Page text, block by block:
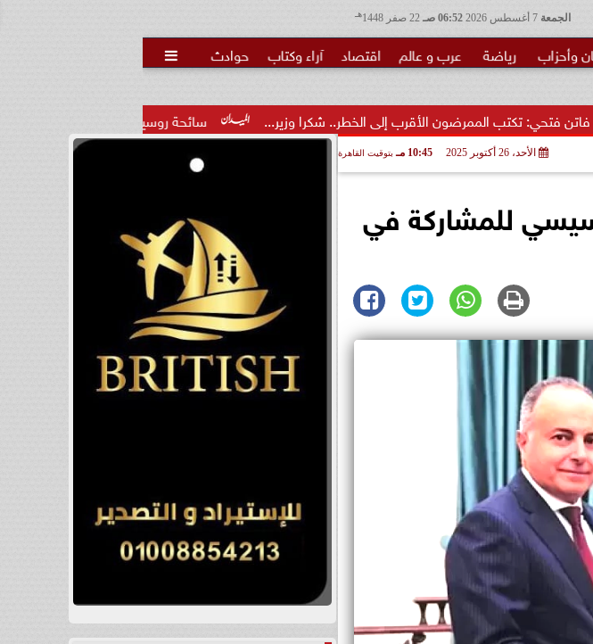
الجمعة 06:52 صـ هـ
وأحزاب رياضة عرب و عالم اقتصاد آراء وكتاب حوادث 
سائحة روسية لـ”مراسي”: الغردقة تجمع بين الموقع الممرضون الأقرب إلى الخطر.. شكرا وزير...
الأحد، 26 أكتوبر 2025 10:45 مـ بتوقيت القاهرة
للمشاركة في